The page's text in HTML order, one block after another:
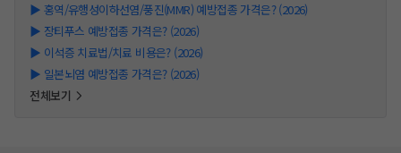
▶ 홍역/유행성이하선염/풍진(MMR) 예방접종 가격은? (2026)
▶ 장티푸스 예방접종 가격은? (2026)
▶ 이석증 치료법/치료 비용은? (2026)
▶ 일본뇌염 예방접종 가격은? (2026)
전체보기